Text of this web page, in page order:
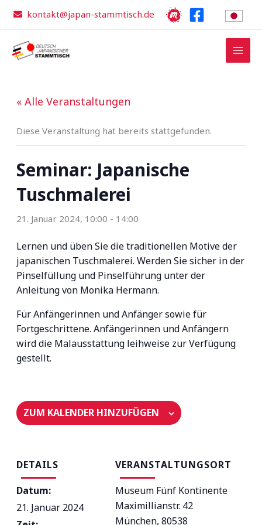
Inhalt
kontakt@japan-stammtisch.de
« Alle Veranstaltungen
Diese Veranstaltung hat bereits stattgefunden.
Seminar: Japanische
Tuschmalerei
21. Januar 2024, 10:00 - 14:00
Lernen und üben Sie die traditionellen Motive der
japanischen Tuschmalerei. Werden Sie sicher in der
Pinselfüllung und Pinselführung unter der
Anleitung von Monika Hermann.
Für Anfängerinnen und Anfänger sowie für
Fortgeschrittene. Anfängerinnen und Anfängern
wird die Malausstattung leihweise zur Verfügung
gestellt.
ZUM KALENDER HINZUFÜGEN
DETAILS
Datum:
21. Januar 2024
VERANSTALTUNGSORT
Museum Fünf Kontinente
Maximillianstr. 42
München, 80538